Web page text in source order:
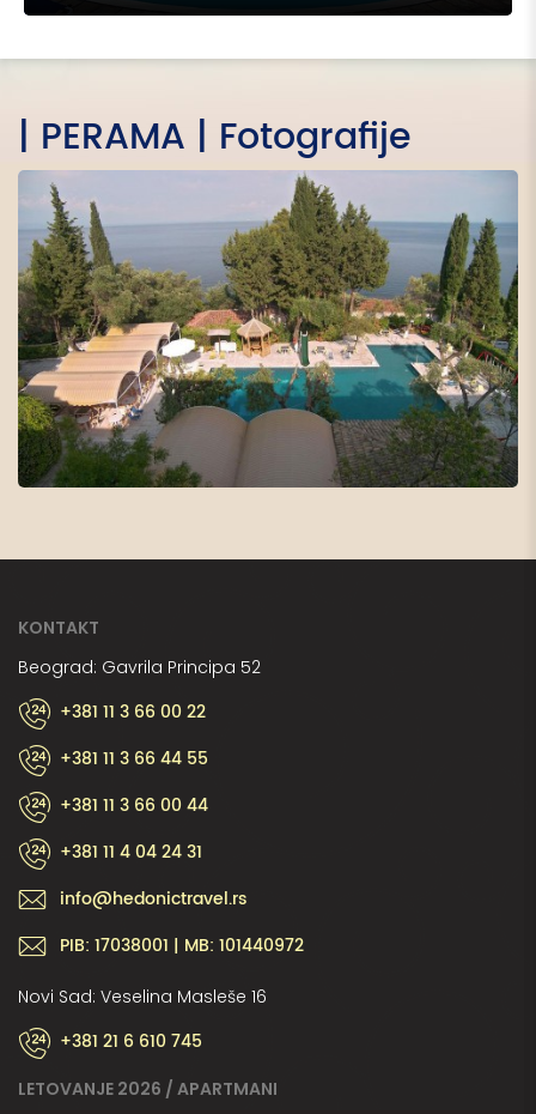
| PERAMA | Fotografije
KONTAKT
Beograd: Gavrila Principa 52
+381 11 3 66 00 22
+381 11 3 66 44 55
+381 11 3 66 00 44
+381 11 4 04 24 31
info@hedonictravel.rs
PIB: 17038001 | MB: 101440972
Novi Sad: Veselina Masleše 16
+381 21 6 610 745
LETOVANJE 2026 / APARTMANI